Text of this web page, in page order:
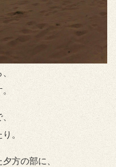
。
方の部に、